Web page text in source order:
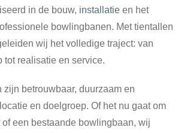
in de bouw, installatie en het
bowlingbanen. Met tientallen
wij het volledige traject: van
tot realisatie en service.
zijn betrouwbaar, duurzaam en
en doelgroep. Of het nu gaat om
een bestaande bowlingbaan, wij